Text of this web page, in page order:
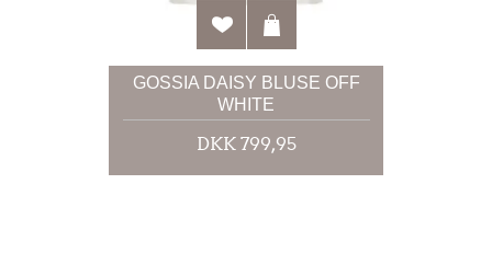
GOSSIA DAISY BLUSE OFF
WHITE
DKK 799,95